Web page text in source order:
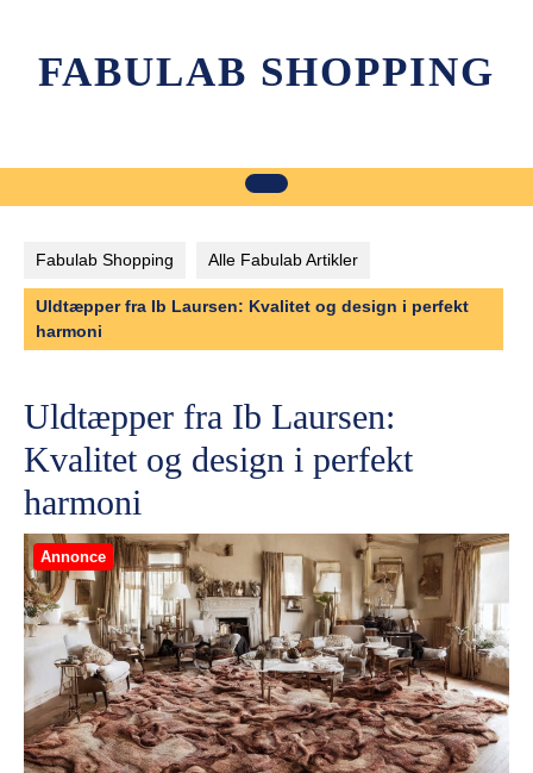
contentFABULAB SHOPPING
Fabulab Shopping Alle Fabulab Artikler
Uldtæpper fra Ib Laursen: Kvalitet og design i perfekt
harmoni
Uldtæpper fra Ib Laursen:
Kvalitet og design i perfekt
harmoni
Annonce